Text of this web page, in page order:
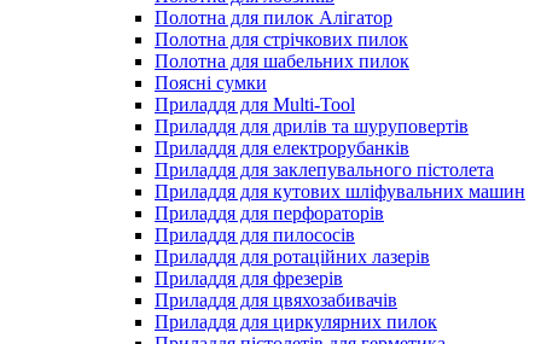
Полотна для пилок Алігатор
Полотна для стрічкових пилок
Полотна для шабельних пилок
Поясні сумки
Приладдя для Multi-Tool
Приладдя для дрилів та шуруповертів
Приладдя для електрорубанків
Приладдя для заклепувального пістолета
Приладдя для кутових шліфувальних машин
Приладдя для перфораторів
Приладдя для пилососів
Приладдя для ротаційних лазерів
Приладдя для фрезерів
Приладдя для цвяхозабивачів
Приладдя для циркулярних пилок